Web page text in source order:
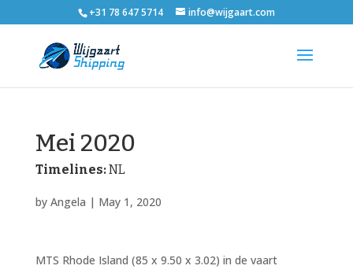
+31 78 647 5714 info@wijgaart.com
Mei 2020
Timelines:NL
by Angela | May 1, 2020
MTS Rhode Island (85 x 9.50 x 3.02) in de vaart